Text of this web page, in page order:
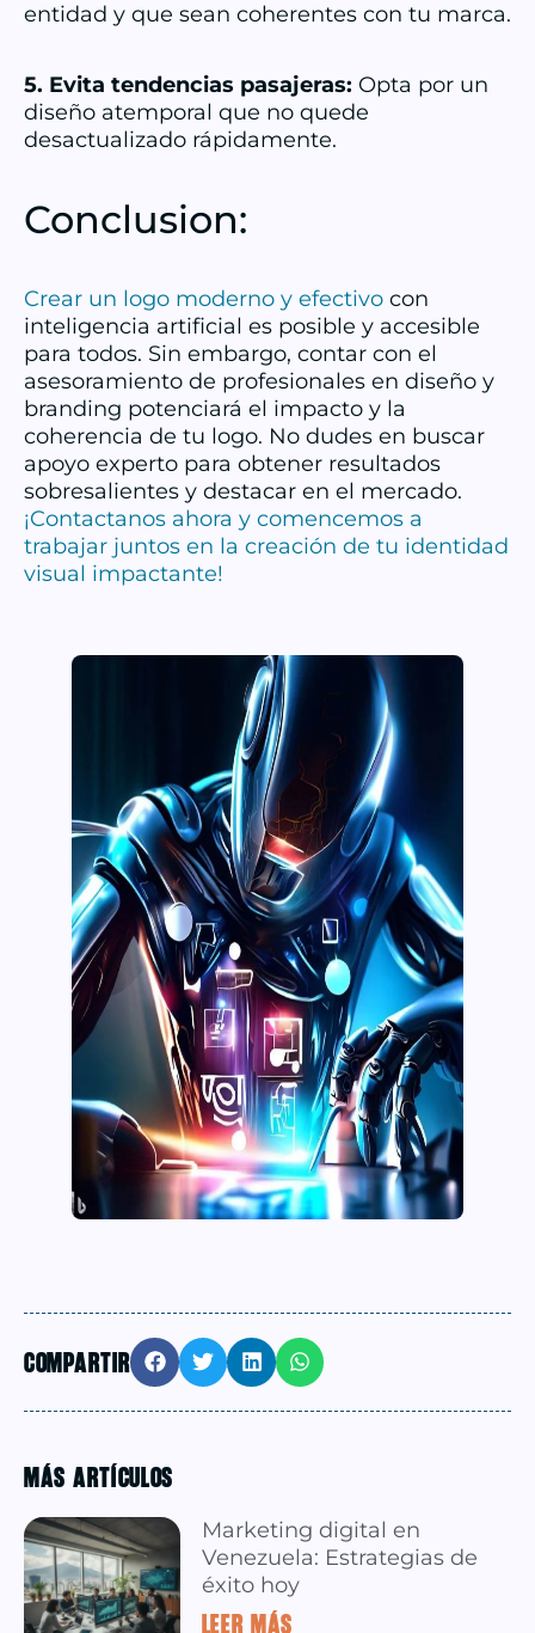
entidad y que sean coherentes con tu marca.
5. Evita tendencias pasajeras: Opta por un
diseño atemporal que no quede
desactualizado rápidamente.
Conclusion:
Crear un logo moderno y efectivo con
inteligencia artificial es posible y accesible
para todos. Sin embargo, contar con el
asesoramiento de profesionales en diseño y
branding potenciará el impacto y la
coherencia de tu logo. No dudes en buscar
apoyo experto para obtener resultados
sobresalientes y destacar en el mercado.
¡Contactanos ahora y comencemos a
trabajar juntos en la creación de tu identidad
visual impactante!
COMPARTIR
MÁS ARTÍCULOS
Marketing digital en
Venezuela: Estrategias de
éxito hoy
LEER MÁS »